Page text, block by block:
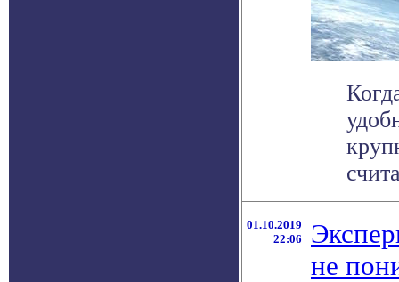
01.10.2019
22:06
не